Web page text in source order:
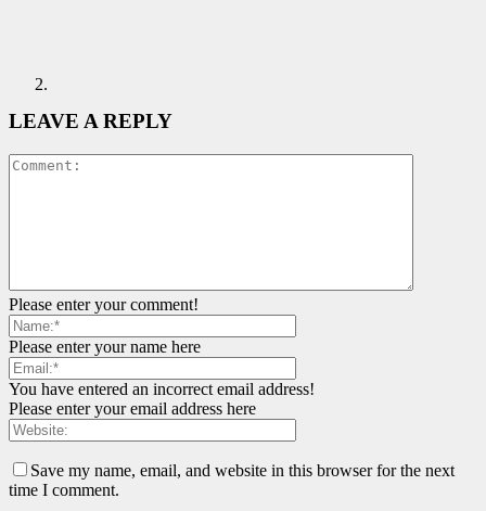
LEAVE A REPLY
Please enter your comment!
Please enter your name here
You have entered an incorrect email address!
Please enter your email address here
Save my name, email, and website in this browser for the next
time I comment.